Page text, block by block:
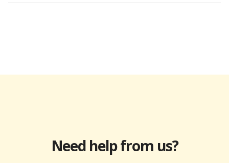
Need help from us?